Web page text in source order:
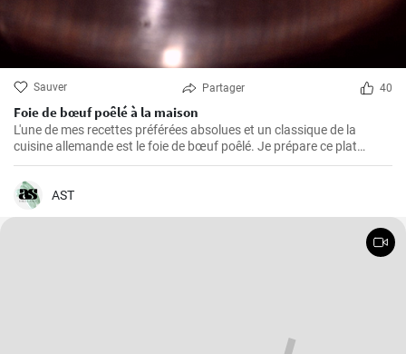
Sauver Partager 40
Foie de bœuf poêlé à la maison
L'une de mes recettes préférées absolues et un classique de la
cuisine allemande est le foie de bœuf poêlé. Je prépare ce plat
depuis des années dans ma propre cuisine et j'ai fait de petits
ajustements au fil du temps pour le perfectionner. Je suis très
heureux de le partager ici avec vous.
AST